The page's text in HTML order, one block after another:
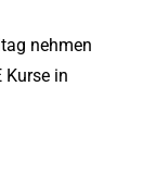
nehmen
Kurse in